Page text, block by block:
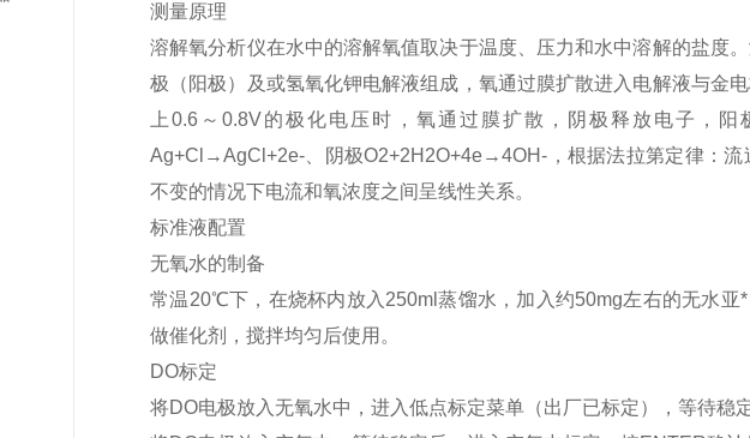
测量原理
溶解氧分析仪在水中的溶解氧值取决于温度、压力和水中溶解的盐度
极（阳极）及或氢氧化钾电解液组成，氧通过膜扩散进入电解液与金
上0.6～0.8V的极化电压时，氧通过膜扩散，阴极释放电子，
Ag+Cl→AgCl+2e-、阴极O2+2H2O+4e→4OH-，根据法拉第定律：
不变的情况下电流和氧浓度之间呈线性关系。
标准液配置
无氧水的制备
常温20℃下，在烧杯内放入250ml蒸馏水，加入约50mg左右的无水亚
做催化剂，搅拌均匀后使用。
DO标定
将DO电极放入无氧水中，进入低点标定菜单（出厂已标定），等待稳